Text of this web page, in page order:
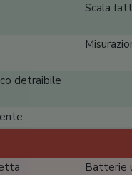
Scala
detraibile
Batterie